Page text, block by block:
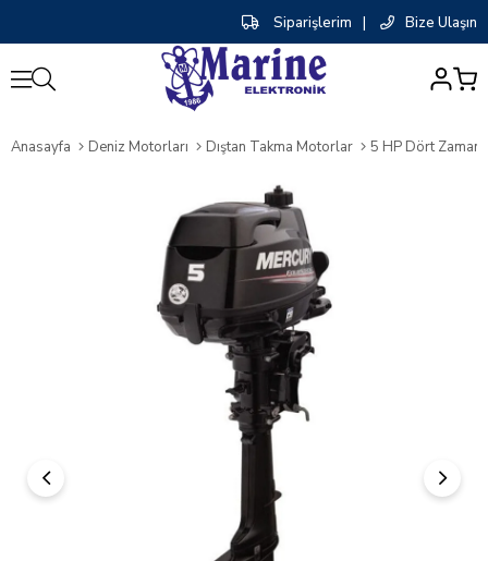
Siparişlerim | Bize Ulaşın
Anasayfa Deniz Motorları Dıştan Takma Motorlar 5 HP Dört